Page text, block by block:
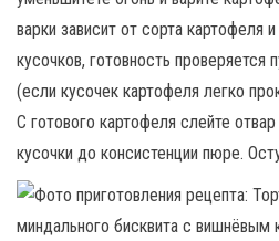
варки зависит от сорта картофеля
кусочков, готовность проверяется
(если кусочек картофеля легко
С готового картофеля слейте
кусочки до консистенции пюре.